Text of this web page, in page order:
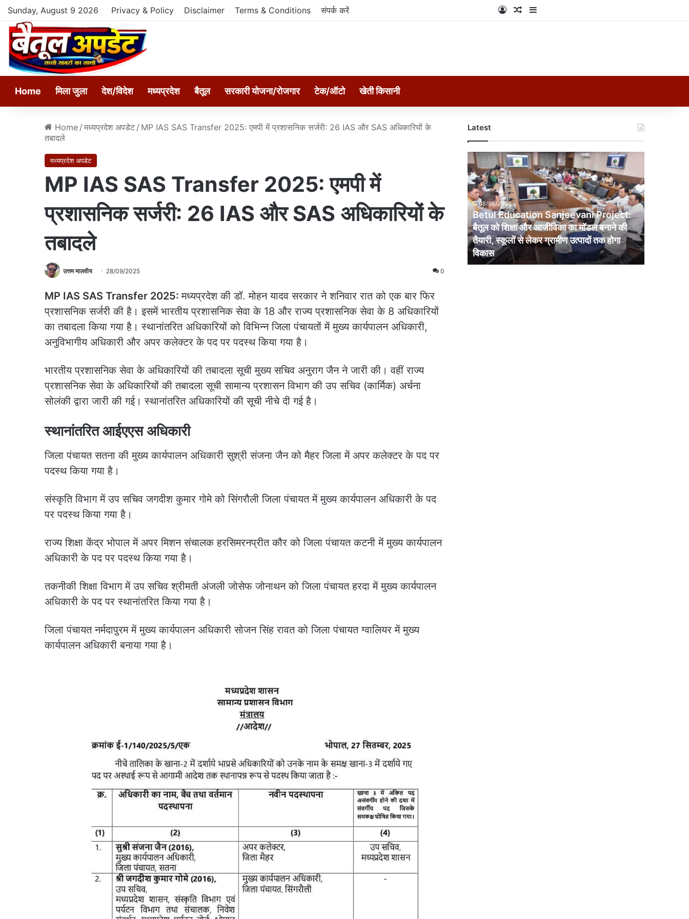
Sunday, August 9 2026 Privacy & Policy Disclaimer Terms & Conditions संपर्क करें Log InRandom Article
Sidebar
Home मिला जुला देश/विदेश मध्यप्रदेश बैतूल सरकारी योजना/रोजगार टेक/ऑटो खेती किसानी
Home / मध्यप्रदेश अपडेट / MP IAS SAS Transfer 2025: एमपी में प्रशासनिक सर्जरी: 26 IAS और SAS अधिकारियों के
तबादले
मध्यप्रदेश अपडेट
MP IAS SAS Transfer 2025: एमपी में
प्रशासनिक सर्जरी: 26 IAS और SAS अधिकारियों के
तबादले
उत्तम मालवीय 28/09/2025 0
MP IAS SAS Transfer 2025:मध्यप्रदेश की डॉ. मोहन यादव सरकार ने शनिवार रात को एक बार फिर
प्रशासनिक सर्जरी की है। इसमें भारतीय प्रशासनिक सेवा के 18 और राज्य प्रशासनिक सेवा के 8 अधिकारियों
का तबादला किया गया है। स्थानांतरित अधिकारियों को विभिन्न जिला पंचायतों में मुख्य कार्यपालन अधिकारी,
अनुविभागीय अधिकारी और अपर कलेक्टर के पद पर पदस्थ किया गया है।
भारतीय प्रशासनिक सेवा के अधिकारियों की तबादला सूची मुख्य सचिव अनुराग जैन ने जारी की। वहीं राज्य
प्रशासनिक सेवा के अधिकारियों की तबादला सूची सामान्य प्रशासन विभाग की उप सचिव (कार्मिक) अर्चना
सोलंकी द्वारा जारी की गई। स्थानांतरित अधिकारियों की सूची नीचे दी गई है।
स्थानांतरित आईएएस अधिकारी
जिला पंचायत सतना की मुख्य कार्यपालन अधिकारी सुश्री संजना जैन को मैहर जिला में अपर कलेक्टर के पद पर
पदस्थ किया गया है।
संस्कृति विभाग में उप सचिव जगदीश कुमार गोमे को सिंगरौली जिला पंचायत में मुख्य कार्यपालन अधिकारी के पद
पर पदस्थ किया गया है।
राज्य शिक्षा केंद्र भोपाल में अपर मिशन संचालक हरसिमरनप्रीत कौर को जिला पंचायत कटनी में मुख्य कार्यपालन
अधिकारी के पद पर पदस्थ किया गया है।
तकनीकी शिक्षा विभाग में उप सचिव श्रीमती अंजली जोसेफ जोनाथन को जिला पंचायत हरदा में मुख्य कार्यपालन
अधिकारी के पद पर स्थानांतरित किया गया है।
जिला पंचायत नर्मदापुरम में मुख्य कार्यपालन अधिकारी सोजन सिंह रावत को जिला पंचायत ग्वालियर में मुख्य
कार्यपालन अधिकारी बनाया गया है।
Latest
Betul
Education
Sanjeevani
Project:
बैतूल
को
शिक्षा
और
आजीविका
का
मॉडल
08/08/2026
Betul Education Sanjeevani Project:
बैतूल को शिक्षा और आजीविका का मॉडल बनाने की
तैयारी, स्कूलों से लेकर ग्रामीण उत्पादों तक होगा
विकास